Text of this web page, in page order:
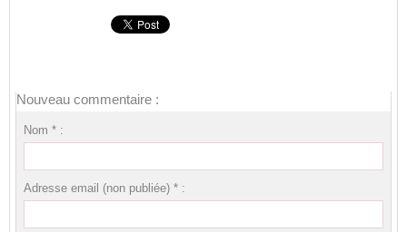
Nouveau commentaire :
Nom * :
Adresse email (non publiée) * :